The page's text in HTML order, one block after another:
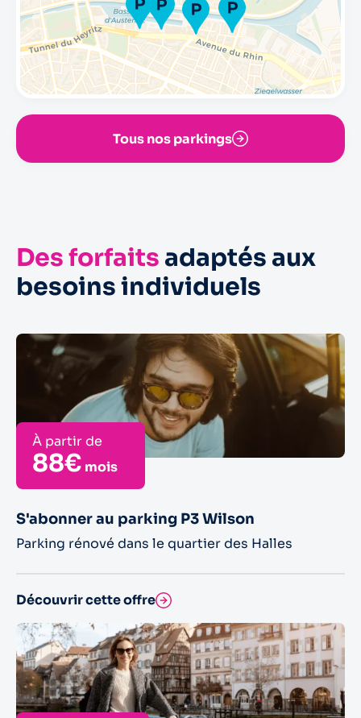
Tous nos parkings
Des forfaits adaptés aux
besoins individuels
À partir de
88€ mois
S'abonner au parking P3 Wilson
Parking rénové dans le quartier des Halles
Découvrir cette offre